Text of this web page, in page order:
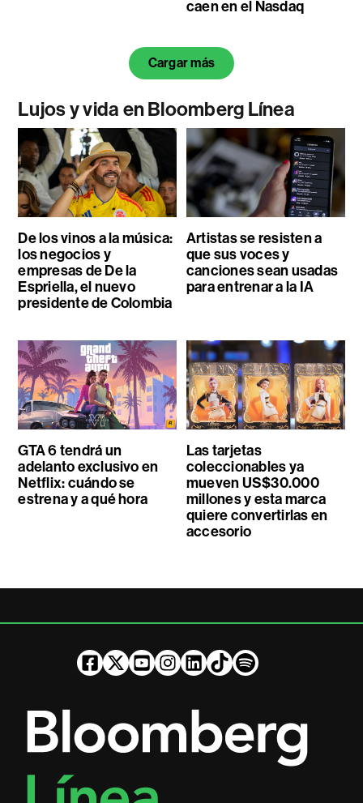
caen en el Nasdaq
Cargar más
Lujos y vida en Bloomberg Línea
De los vinos a la música:
los negocios y
empresas de De la
Espriella, el nuevo
presidente de Colombia
Artistas se resisten a
que sus voces y
canciones sean usadas
para entrenar a la IA
GTA 6 tendrá un
adelanto exclusivo en
Netflix: cuándo se
estrena y a qué hora
Las tarjetas
coleccionables ya
mueven US$30.000
millones y esta marca
quiere convertirlas en
accesorio